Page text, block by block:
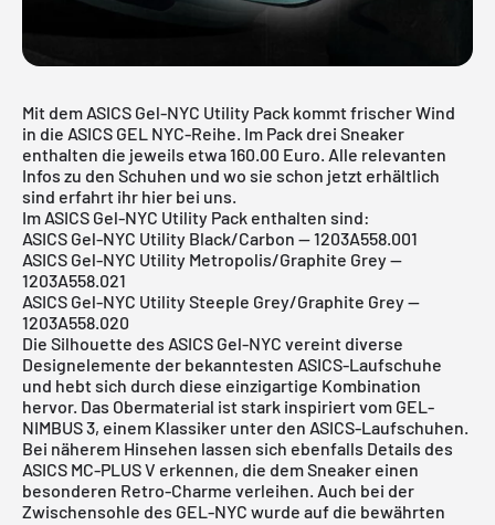
Mit dem ASICS Gel-NYC Utility Pack kommt frischer Wind
in die ASICS GEL NYC-Reihe. Im Pack drei Sneaker
enthalten die jeweils etwa 160.00 Euro. Alle relevanten
Infos zu den Schuhen und wo sie schon jetzt erhältlich
sind erfahrt ihr hier bei uns.
Im ASICS Gel-NYC Utility Pack enthalten sind:
ASICS Gel-NYC Utility Black/Carbon -- 1203A558.001
ASICS Gel-NYC Utility Metropolis/Graphite Grey --
1203A558.021
ASICS Gel-NYC Utility Steeple Grey/Graphite Grey --
1203A558.020
Die Silhouette des ASICS Gel-NYC vereint diverse
Designelemente der bekanntesten ASICS-Laufschuhe
und hebt sich durch diese einzigartige Kombination
hervor. Das Obermaterial ist stark inspiriert vom GEL-
NIMBUS 3, einem Klassiker unter den ASICS-Laufschuhen.
Bei näherem Hinsehen lassen sich ebenfalls Details des
ASICS MC-PLUS V erkennen, die dem Sneaker einen
besonderen Retro-Charme verleihen. Auch bei der
Zwischensohle des GEL-NYC wurde auf die bewährten